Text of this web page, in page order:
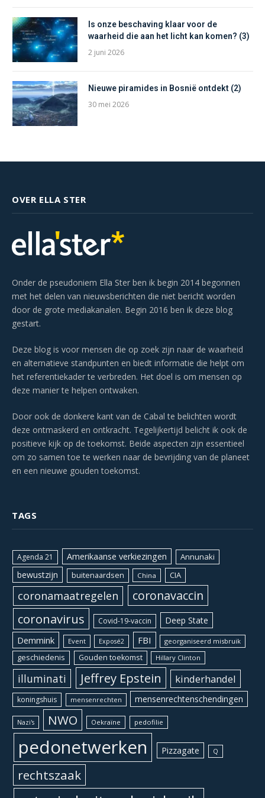
Is onze beschaving klaar voor de
waarheid die aan het licht kan komen? (3)
2 juni 2026
Nieuwe piramides in Bosnië ontdekt (2)
30 mei 2026
OVER ELLA STER
Onder de pseudoniem Ella Ster ben ik begin 2014 begonnen
met het delen van nieuwsberichten die niet bericht worden
door de grote mediakanalen. Begin 2016 ben ik deze blog
gestart.
Deze blog is voor mensen die op zoek zijn naar de waarheid
en alternatieve standpunten en biedt informatie die helpt om
het referentiekader te verbreden. Het doel is om mensen op
deze manier te helpen ontwaken.
Door ook de donkere kant van de Cabal te belichten wordt
deze ontmaskerd en ontkracht. Tegelijkertijd belicht ik ook de
positieve kijk op de toekomst. Beide aspecten zijn essentieel
om zo samen toe te werken naar de bevrijding van de planeet
en een nieuwe gouden toekomst.
TAGS
Agenda 21 Amerikaanse verkiezingen Annunaki
bewustzijn buitenaardsen China CIA
coronamaatregelen coronavaccin
coronavirus Covid-19-vaccin Deep State
Demmink Event Exposé2 FBI georganiseerd misbruik
geschiedenis Gouden toekomst Hillary Clinton
illuminati Jeffrey Epstein kinderhandel
koningshuis mensenrechten mensenrechtenschendingen
Nazi's NWO Oekraïne pedofilie
pedonetwerken Pizzagate Q
rechtszaak